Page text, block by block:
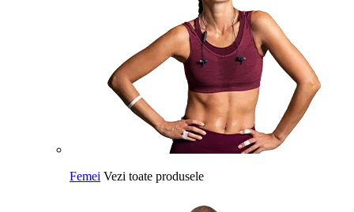
Femei Vezi toate produsele